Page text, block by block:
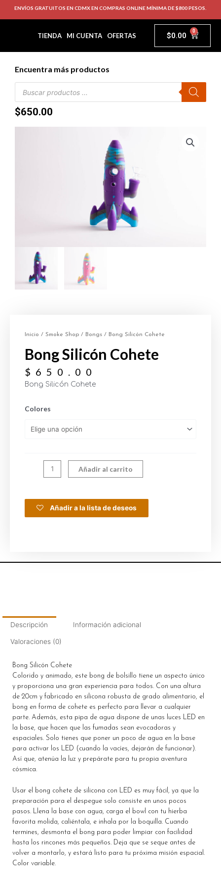
ENVÍOS GRATUITOS EN CDMX EN COMPRAS ONLINE MÍNIMA DE $800 PESOS.
TIENDA MI CUENTA OFERTAS $0.00 0
Encuentra más productos
$650.00
Inicio / Smoke Shop / Bongs / Bong Silicón Cohete
Bong Silicón Cohete
$ 650.00
Bong Silicón Cohete
Colores
Añadir al carrito
Añadir a la lista de deseos
Descripción Información adicional
Valoraciones (0)
Bong Silicón Cohete
Colorido y animado, este bong de bolsillo tiene un aspecto único
y proporciona una gran experiencia para todos. Con una altura
de 20cm y fabricado en silicona robusta de grado alimentario, el
bong en forma de cohete es perfecto para llevar a cualquier
parte. Además, esta pipa de agua dispone de unas luces LED en
la base, que hacen que las fumadas sean evocadoras y
espaciales. Solo tienes que poner un poco de agua en la base
para activar los LED (cuando la vacíes, dejarán de funcionar).
Así que, atenúa la luz y prepárate para tu propia aventura
cósmica.
Usar el bong cohete de silicona con LED es muy fácil, ya que la
preparación para el despegue solo consiste en unos pocos
pasos. Llena la base con agua, carga el bowl con tu hierba
favorita molida, caliéntala, e inhala por la boquilla. Cuando
termines, desmonta el bong para poder limpiar con facilidad
hasta los rincones más pequeños. Deja que se seque antes de
volver a montarlo, y estará listo para tu próxima misión espacial.
Color variable.